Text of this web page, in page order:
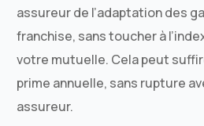
assureur de l’adaptation des
franchise, sans toucher à
votre mutuelle. Cela peut
prime annuelle, sans rupture
assureur.